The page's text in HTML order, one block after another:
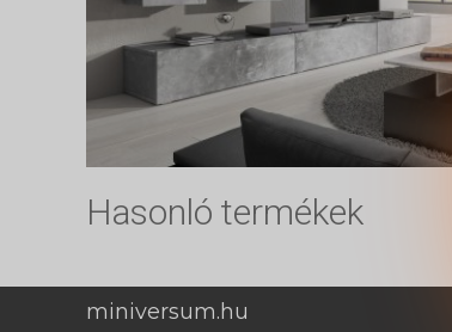
Hasonló termékek
miniversum.hu